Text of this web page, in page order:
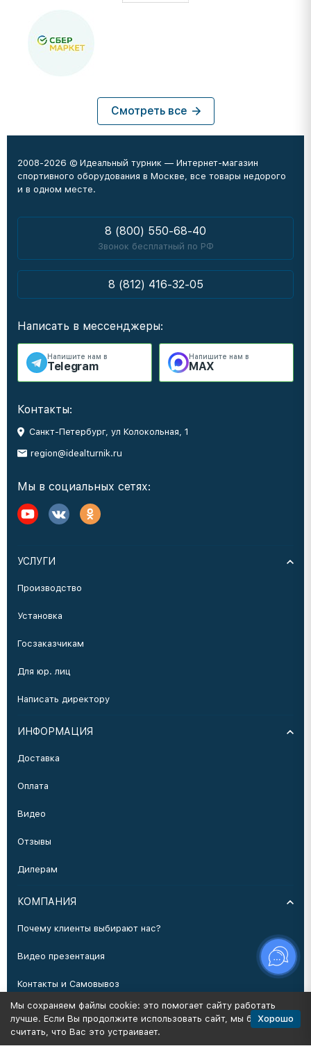
Смотреть все
2008-2026 © Идеальный турник — Интернет-магазин
спортивного оборудования в Москве, все товары недорого
и в одном месте.
8 (800) 550-68-40
Звонок бесплатный по РФ
8 (812) 416-32-05
Написать в мессенджеры:
Напишите нам в
Telegram
Напишите нам в
MAX
Контакты:
Санкт-Петербург, ул Колокольная, 1
region@idealturnik.ru
Мы в социальных сетях:
УСЛУГИ
Производство
Установка
Госзаказчикам
Для юр. лиц
Написать директору
ИНФОРМАЦИЯ
Доставка
Оплата
Видео
Отзывы
Дилерам
КОМПАНИЯ
Почему клиенты выбирают нас?
Видео презентация
Контакты и Самовывоз
Производство
Мы сохраняем файлы cookie: это помогает сайту работать
лучше. Если Вы продолжите использовать сайт, мы будем
считать, что Вас это устраивает.
Хорошо